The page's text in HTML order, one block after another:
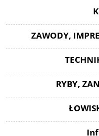
ZAWODY,
RYBY,